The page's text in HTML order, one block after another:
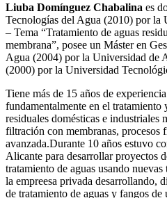
Liuba Domínguez Chabalina es
Tecnologías del Agua (2010) por la
– Tema “Tratamiento de aguas
membrana”, posee un Máster en
Agua (2004) por la Universidad de
(2000) por la Universidad
Tiene más de 15 años de
fundamentalmente en el tratamiento
residuales domésticas e industriales
filtración con membranas,
avanzada.Durante 10 años estuvo
Alicante para desarrollar proyectos
tratamiento de aguas usando
la empreesa privada desarrollando,
de tratamiento de aguas y fangos